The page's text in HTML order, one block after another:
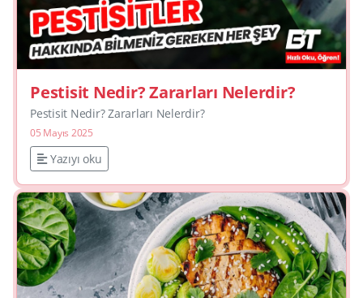
Pestisit Nedir? Zararları Nelerdir?
Pestisit Nedir? Zararları Nelerdir?
05 Mayıs 2025
Yazıyı oku